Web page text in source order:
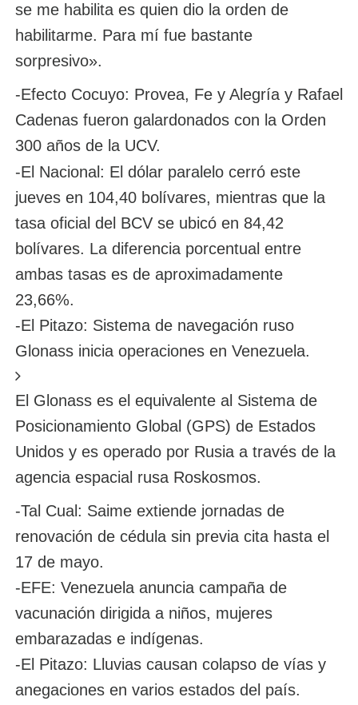
se me habilita es quien dio la orden de
habilitarme. Para mí fue bastante
sorpresivo».
-Efecto Cocuyo: Provea, Fe y Alegría y Rafael
Cadenas fueron galardonados con la Orden
300 años de la UCV.
-El Nacional: El dólar paralelo cerró este
jueves en 104,40 bolívares, mientras que la
tasa oficial del BCV se ubicó en 84,42
bolívares. La diferencia porcentual entre
ambas tasas es de aproximadamente
23,66%.
-El Pitazo: Sistema de navegación ruso
Glonass inicia operaciones en Venezuela.
El Glonass es el equivalente al Sistema de
Posicionamiento Global (GPS) de Estados
Unidos y es operado por Rusia a través de la
agencia espacial rusa Roskosmos.
-Tal Cual: Saime extiende jornadas de
renovación de cédula sin previa cita hasta el
17 de mayo.
-EFE: Venezuela anuncia campaña de
vacunación dirigida a niños, mujeres
embarazadas e indígenas.
-El Pitazo: Lluvias causan colapso de vías y
anegaciones en varios estados del país.